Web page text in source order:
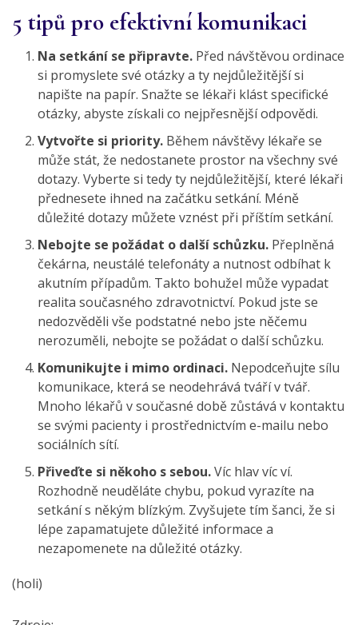
5 tipů pro efektivní komunikaci
Na setkání se připravte. Před návštěvou ordinace
si promyslete své otázky a ty nejdůležitější si
napište na papír. Snažte se lékaři klást specifické
otázky, abyste získali co nejpřesnější odpovědi.
Vytvořte si priority. Během návštěvy lékaře se
může stát, že nedostanete prostor na všechny své
dotazy. Vyberte si tedy ty nejdůležitější, které lékaři
přednesete ihned na začátku setkání. Méně
důležité dotazy můžete vznést při příštím setkání.
Nebojte se požádat o další schůzku. Přeplněná
čekárna, neustálé telefonáty a nutnost odbíhat k
akutním případům. Takto bohužel může vypadat
realita současného zdravotnictví. Pokud jste se
nedozvěděli vše podstatné nebo jste něčemu
nerozuměli, nebojte se požádat o další schůzku.
Komunikujte i mimo ordinaci. Nepodceňujte sílu
komunikace, která se neodehrává tváří v tvář.
Mnoho lékařů v současné době zůstává v kontaktu
se svými pacienty i prostřednictvím e-mailu nebo
sociálních sítí.
Přiveďte si někoho s sebou.Víc hlav víc ví.
Rozhodně neuděláte chybu, pokud vyrazíte na
setkání s někým blízkým. Zvyšujete tím šanci, že si
lépe zapamatujete důležité informace a
nezapomenete na důležité otázky.
(holi)